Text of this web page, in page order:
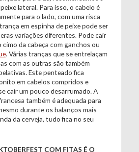
lateral. Para isso, o cabelo é
para o lado, com uma risca
em espinha de peixe pode ser
variações diferentes. Pode cair
cimo da cabeça com ganchos ou
. Várias tranças que se entrelaçam
com as outras são também
Este penteado fica
em cabelos compridos e
cair um pouco desarrumado. A
também é adequada para
durante os balanços mais
da cerveja, tudo fica no seu
COM FITAS É O